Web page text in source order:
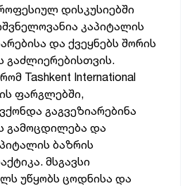
დისკუსიებში
კაპიტალის
და ქვეყნებს შორის
გაძლიერებისთვის.
Tashkent International
ფარგლებში,
გაგვეზიარებინა
გამოცდილება და
ბაზრის
მსგავსი
უწყობს ცოდნისა და